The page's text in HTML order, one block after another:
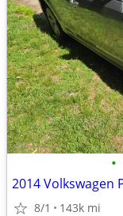
•
2014 Volkswagen
8/1 143k mi